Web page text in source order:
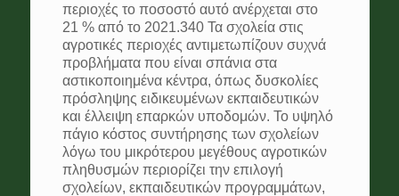
περιοχές το ποσοστό αυτό ανέρχεται στο
21 % από το 2021.340 Τα σχολεία στις
αγροτικές περιοχές αντιμετωπίζουν συχνά
προβλήματα που είναι σπάνια στα
αστικοποιημένα κέντρα, όπως δυσκολίες
πρόσληψης ειδικευμένων εκπαιδευτικών
και έλλειψη επαρκών υποδομών. Το υψηλό
πάγιο κόστος συντήρησης των σχολείων
λόγω του μικρότερου μεγέθους αγροτικών
πληθυσμών περιορίζει την επιλογή
σχολείων, εκπαιδευτικών προγραμμάτων,